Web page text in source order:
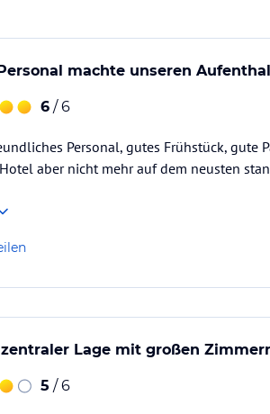
machte unseren
6 / 6
Personal, gutes Frühstück, gute
aber nicht mehr auf dem neusten
Lage mit großen
5 / 6